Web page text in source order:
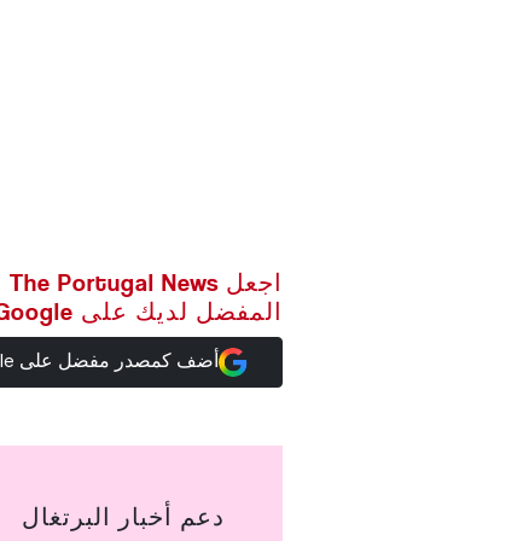
المفضل لديك على Google
أضف كمصدر مفضل على Google
دعم أخبار البرتغال